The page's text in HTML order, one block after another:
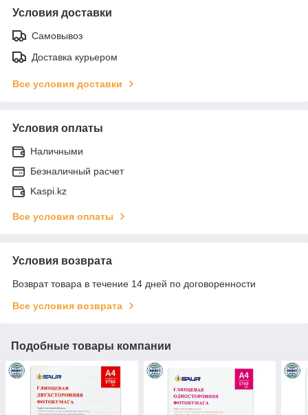
Условия доставки
Самовывоз
Доставка курьером
Все условия доставки
Условия оплаты
Наличными
Безналичный расчет
Kaspi.kz
Все условия оплаты
Условия возврата
Возврат товара в течение 14 дней по договоренности
Все условия возврата
Подобные товары компании